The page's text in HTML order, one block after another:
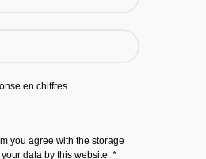
en chiffres
you agree with the storage
data by this website. *